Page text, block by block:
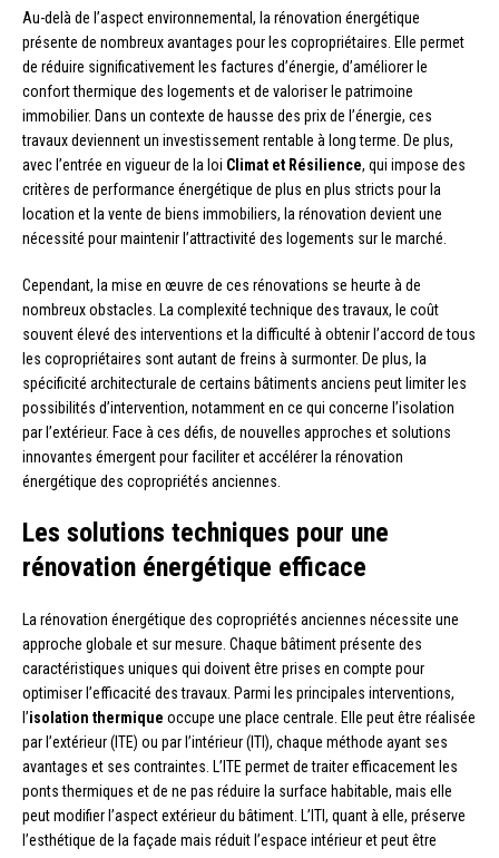
Au-delà de l’aspect environnemental, la rénovation énergétique
présente de nombreux avantages pour les copropriétaires. Elle permet
de réduire significativement les factures d’énergie, d’améliorer le
confort thermique des logements et de valoriser le patrimoine
immobilier. Dans un contexte de hausse des prix de l’énergie, ces
travaux deviennent un investissement rentable à long terme. De plus,
avec l’entrée en vigueur de la loi Climat et Résilience, qui impose des
critères de performance énergétique de plus en plus stricts pour la
location et la vente de biens immobiliers, la rénovation devient une
nécessité pour maintenir l’attractivité des logements sur le marché.
Cependant, la mise en œuvre de ces rénovations se heurte à de
nombreux obstacles. La complexité technique des travaux, le coût
souvent élevé des interventions et la difficulté à obtenir l’accord de tous
les copropriétaires sont autant de freins à surmonter. De plus, la
spécificité architecturale de certains bâtiments anciens peut limiter les
possibilités d’intervention, notamment en ce qui concerne l’isolation
par l’extérieur. Face à ces défis, de nouvelles approches et solutions
innovantes émergent pour faciliter et accélérer la rénovation
énergétique des copropriétés anciennes.
Les solutions techniques pour une
rénovation énergétique efficace
La rénovation énergétique des copropriétés anciennes nécessite une
approche globale et sur mesure. Chaque bâtiment présente des
caractéristiques uniques qui doivent être prises en compte pour
optimiser l’efficacité des travaux. Parmi les principales interventions,
l’isolation thermique occupe une place centrale. Elle peut être réalisée
par l’extérieur (ITE) ou par l’intérieur (ITI), chaque méthode ayant ses
avantages et ses contraintes. L’ITE permet de traiter efficacement les
ponts thermiques et de ne pas réduire la surface habitable, mais elle
peut modifier l’aspect extérieur du bâtiment. L’ITI, quant à elle, préserve
l’esthétique de la façade mais réduit l’espace intérieur et peut être